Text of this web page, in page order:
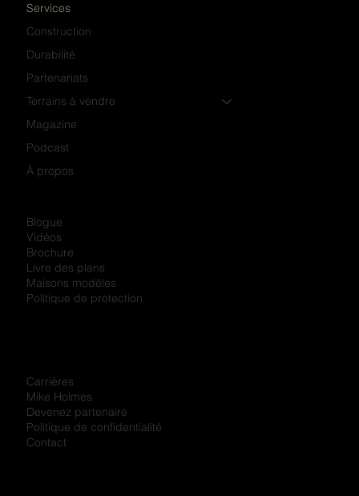
Services
Construction
Durabilité
Partenariats
Terrains à vendre
Magazine
Podcast
À propos
Blogue
Vidéos
Brochure
Livre des plans
Maisons modèles
Politique de protection
Carrières
Mike Holmes
Devenez partenaire
Politique de confidentialité
Contact